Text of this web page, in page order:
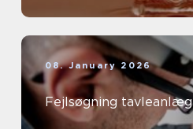
08. January 2026
Fejlsøgning tavleanlæg